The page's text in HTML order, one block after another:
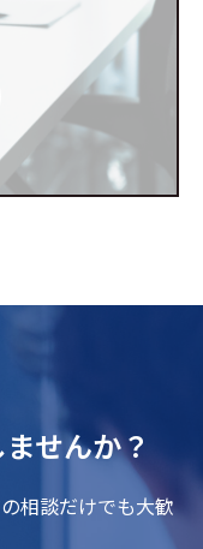
せんか？
相談だけでも大歓